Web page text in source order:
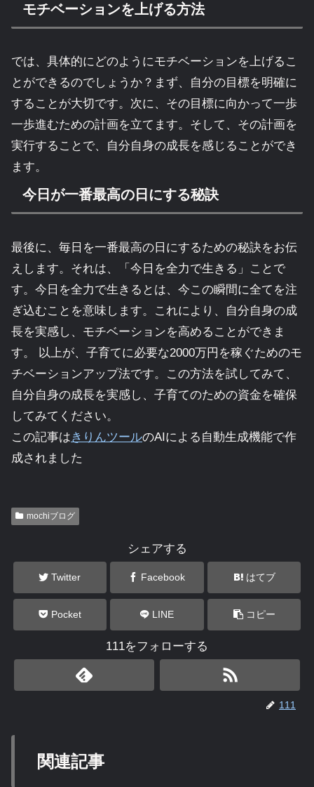
モチベーションを上げる方法
では、具体的にどのようにモチベーションを上げるこ
とができるのでしょうか？まず、自分の目標を明確に
することが大切です。次に、その目標に向かって一歩
一歩進むための計画を立てます。そして、その計画を
実行することで、自分自身の成長を感じることができ
ます。
今日が一番最高の日にする秘訣
最後に、毎日を一番最高の日にするための秘訣をお伝
えします。それは、「今日を全力で生きる」ことで
す。今日を全力で生きるとは、今この瞬間に全てを注
ぎ込むことを意味します。これにより、自分自身の成
長を実感し、モチベーションを高めることができま
す。 以上が、子育てに必要な2000万円を稼ぐためのモ
チベーションアップ法です。この方法を試してみて、
自分自身の成長を実感し、子育てのための資金を確保
してみてください。
この記事はきりんツールのAIによる自動生成機能で作
成されました
mochiブログ
シェアする
Twitter Facebook はてブ
Pocket LINE コピー
111をフォローする
111
関連記事